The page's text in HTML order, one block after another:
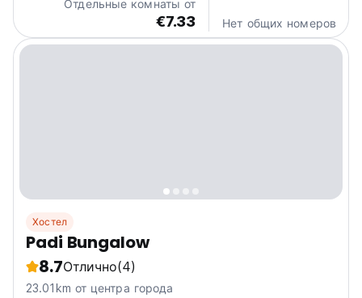
Отдельные комнаты от
€7.33 Нет общих номеров
Хостел
Padi Bungalow
8.7Отлично(4)
23.01km от центра города